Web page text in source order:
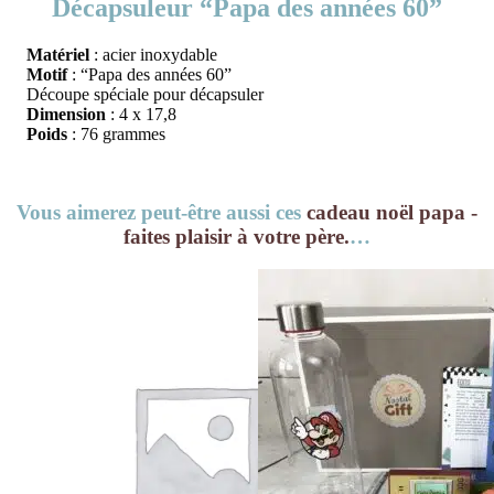
Décapsuleur “Papa des années 60”
Matériel : acier inoxydable
Motif: “Papa des années 60”
Découpe spéciale pour décapsuler
Dimension : 4 x 17,8
Poids : 76 grammes
Vous aimerez peut-être aussi ces cadeau noël papa -
faites plaisir à votre père.…